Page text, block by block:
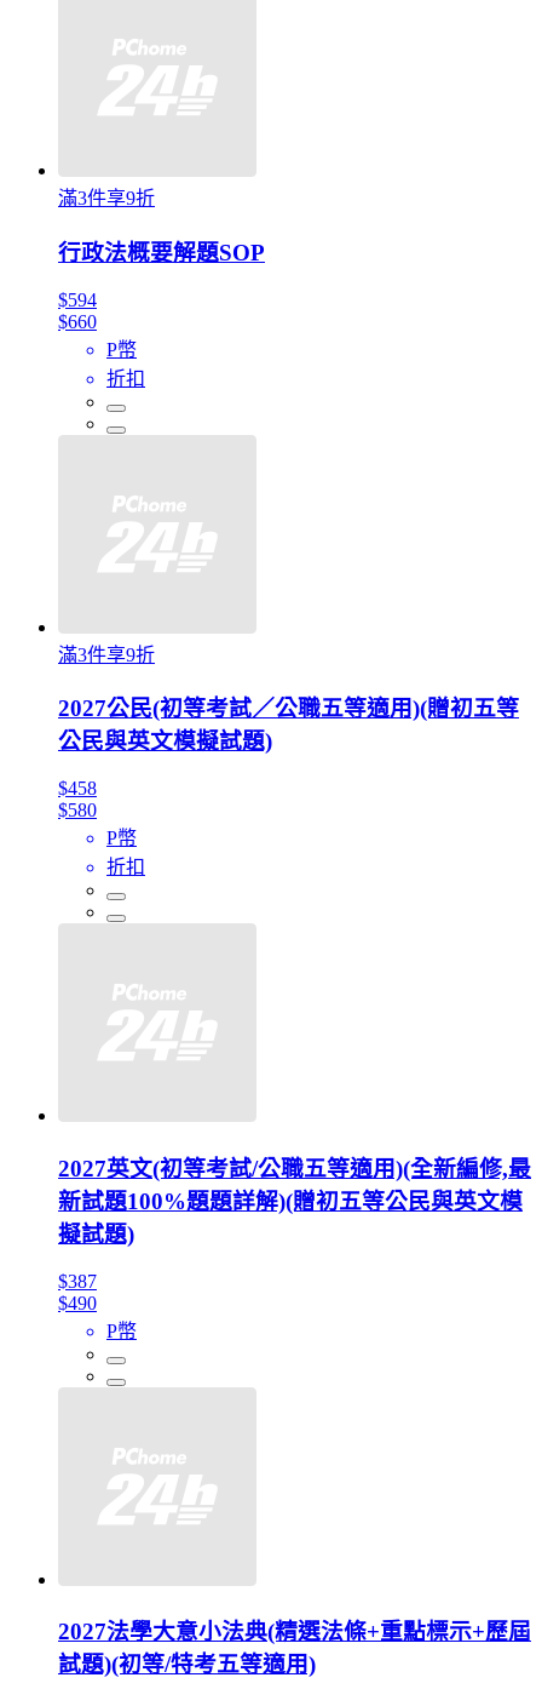
滿3件享9折
行政法概要解題SOP
$594
$660
P幣
折扣
滿3件享9折
2027公民(初等考試／公職五等適用)(贈初五等
公民與英文模擬試題)
$458
$580
P幣
折扣
2027英文(初等考試/公職五等適用)(全新編修,最
新試題100%題題詳解)(贈初五等公民與英文模
擬試題)
$387
$490
P幣
2027法學大意小法典(精選法條+重點標示+歷屆
試題)(初等/特考五等適用)